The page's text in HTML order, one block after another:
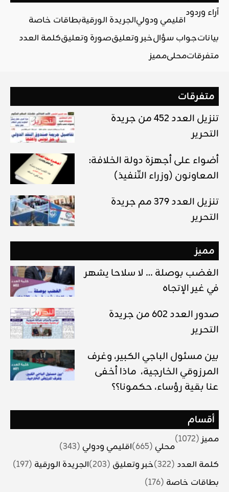
آراء وردود
اقليمي ودوليالجريدة الورقيةبطاقات خاصة
بياناتجواب سؤالخبر وتعليقصورة وتعليقكلمة العدد
متفرقاتمحليمميز
متفرقات
تنزيل العدد 452 من جريدة
التحرير
أضواء على أجهزة دولة الخلافة:
المعاونون (وزراء التّنفيذ)
تنزيل العدد 379 مم جريدة
التحرير
مميز
الغضب بوصلة … لا سلاحا يشهر
في غير الإتجاه
صدور العدد 602 من جريدة
التحرير
بين مسئول الباجي الكبير، وغرف
المرزوقي الخارجية، ماذا أخفى
عنا بقية رؤساء، حكمونا؟؟
أقسام
مميز(1072)
محلي (665) اقليمي ودولي (343)
كلمة العدد (322) خبر وتعليق (203) الجريدة الورقية (197)
بطاقات خاصة (176)